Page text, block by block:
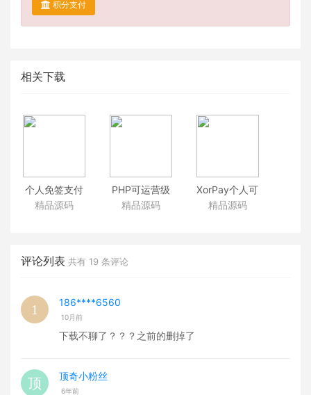
积分支付
相关下载
个人免签支付
系统源码 个人
听APP+视频教
精品源码
PHP可运营级
别的企业第三
狸聚合云支付
精品源码
XorPay个人可
签约的微信支
精品源码
评论列表 共有 19 条评论
186****6560
10月前
下载不聊了？？？之前的删掉了
顶奇小粉丝
6年前